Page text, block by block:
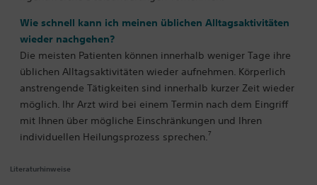
Wie schnell kann ich meinen üblichen Alltagsaktivitäten
wieder nachgehen?
Die meisten Patienten können innerhalb weniger Tage ihre
üblichen Alltagsaktivitäten wieder aufnehmen. Körperlich
anstrengende Tätigkeiten sind innerhalb kurzer Zeit wieder
möglich. Ihr Arzt wird bei einem Termin nach dem Eingriff
mit Ihnen über mögliche Einschränkungen und Ihren
individuellen Heilungsprozess sprechen.7
Literaturhinweise